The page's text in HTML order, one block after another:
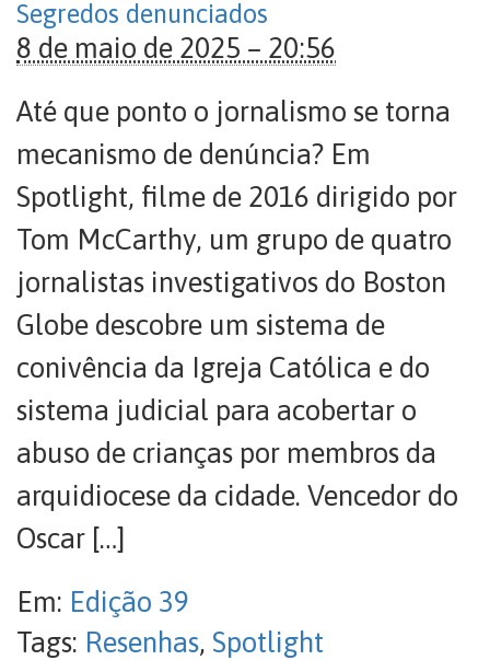
Segredos denunciados
8 de maio de 2025 – 20:56
Até que ponto o jornalismo se torna
mecanismo de denúncia? Em
Spotlight, filme de 2016 dirigido por
Tom McCarthy, um grupo de quatro
jornalistas investigativos do Boston
Globe descobre um sistema de
conivência da Igreja Católica e do
sistema judicial para acobertar o
abuso de crianças por membros da
arquidiocese da cidade. Vencedor do
Oscar […]
Em: Edição 39
Tags: Resenhas, Spotlight